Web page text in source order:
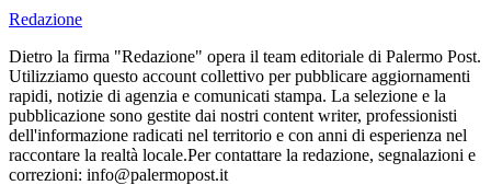
Redazione
Dietro la firma "Redazione" opera il team editoriale di Palermo Post.
Utilizziamo questo account collettivo per pubblicare aggiornamenti
rapidi, notizie di agenzia e comunicati stampa. La selezione e la
pubblicazione sono gestite dai nostri content writer, professionisti
dell'informazione radicati nel territorio e con anni di esperienza nel
raccontare la realtà locale.Per contattare la redazione, segnalazioni e
correzioni: info@palermopost.it